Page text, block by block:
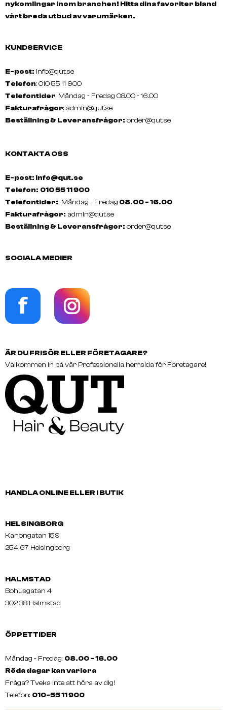
A.S.P A.S.P
nykomlingar inom branchen! Hitta dina favoriter bland
vårt breda utbud av varumärken.
KUNDSERVICE
E-post: info@qut.se
Telefon: 010 55 11 900
Telefontider: Måndag - Fredag 08.00 - 16.00
Fakturafrågor: admin@qut.se
Beställning & Leveransfrågor: order@qut.se
KONTAKTA OSS
E-post: info@qut.se
Telefon: 010 55 11 900
Telefontider: Måndag - Fredag 08.00 - 16.00
Fakturafrågor: admin@qut.se
Beställning & Leveransfrågor: order@qut.se
SOCIALA MEDIER
ÄR DU FRISÖR ELLER FÖRETAGARE?
Välkommen in på vår Professionella hemsida för Företagare!
HANDLA ONLINE ELLER I BUTIK
HELSINGBORG
Kanongatan 159
254 67 Helsingborg
HALMSTAD
Bohusgatan 4
302 38 Halmstad
ÖPPETTIDER
Måndag - Fredag: 08.00 - 16.00
Röda dagar kan variera
Fråga? Tveka inte att höra av dig!
Telefon: 010-55 11 900